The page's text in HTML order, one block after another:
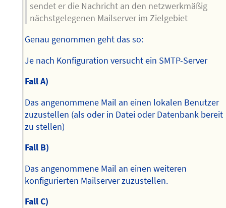
sendet er die Nachricht an den netzwerkmäßig
nächstgelegenen Mailserver im Zielgebiet
Genau genommen geht das so:
Je nach Konfiguration versucht ein SMTP-Server
Fall A)
Das angenommene Mail an einen lokalen Benutzer
zuzustellen (als oder in Datei oder Datenbank bereit
zu stellen)
Fall B)
Das angenommene Mail an einen weiteren
konfigurierten Mailserver zuzustellen.
Fall C)